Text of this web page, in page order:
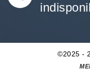
©2025 -